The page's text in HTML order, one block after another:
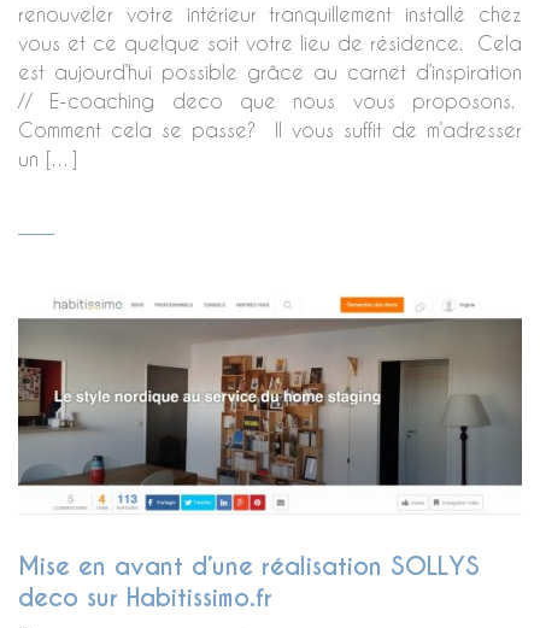
renouveler votre intérieur tranquillement installé chez
vous et ce quelque soit votre lieu de résidence. Cela
est aujourd’hui possible grâce au carnet d’inspiration
// E-coaching deco que nous vous proposons.
Comment cela se passe? Il vous suffit de m’adresser
un […]
Mise en avant d’une réalisation SOLLYS
deco sur Habitissimo.fr